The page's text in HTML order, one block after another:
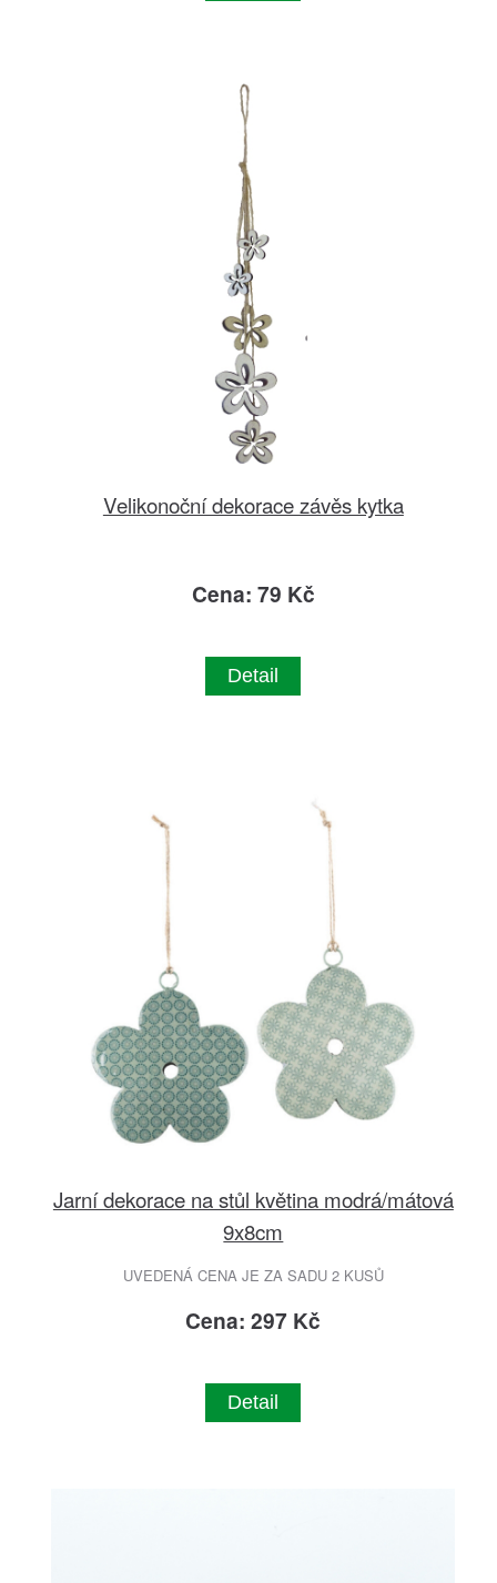
Velikonoční dekorace závěs kytka
Cena: 79 Kč
Detail
Jarní dekorace na stůl květina modrá/mátová
9x8cm
UVEDENÁ CENA JE ZA SADU 2 KUSŮ
Cena: 297 Kč
Detail